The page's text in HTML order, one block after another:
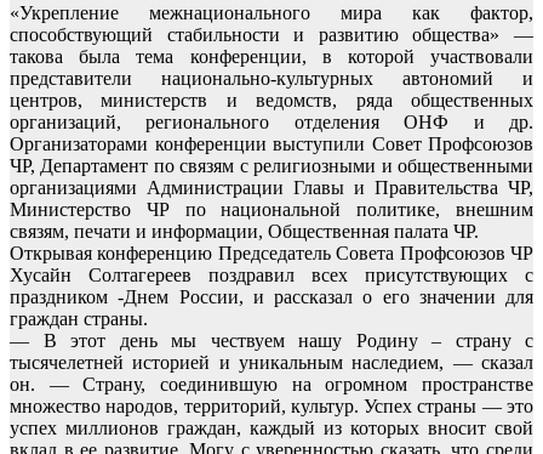
«Укрепление межнационального мира как фактор,
способствующий стабильности и развитию общества» —
такова была тема конференции, в которой участвовали
представители национально-культурных автономий и
центров, министерств и ведомств, ряда общественных
организаций, регионального отделения ОНФ и др.
Организаторами конференции выступили Совет Профсоюзов
ЧР, Департамент по связям с религиозными и общественными
организациями Администрации Главы и Правительства ЧР,
Министерство ЧР по национальной политике, внешним
связям, печати и информации, Общественная палата ЧР.
Открывая конференцию Председатель Совета Профсоюзов ЧР
Хусайн Солтагереев поздравил всех присутствующих с
праздником -Днем России, и рассказал о его значении для
граждан страны.
— В этот день мы чествуем нашу Родину – страну с
тысячелетней историей и уникальным наследием, — сказал
он. — Страну, соединившую на огромном пространстве
множество народов, территорий, культур. Успех страны — это
успех миллионов граждан, каждый из которых вносит свой
вклад в ее развитие. Могу с уверенностью сказать, что среди